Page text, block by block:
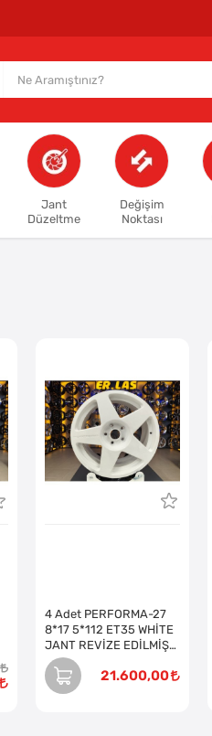
Jant
Düzeltme
Değişim
Noktası
4 Adet PERFORMA-27
8*17 5*112 ET35 WHİTE
JANT REVİZE EDİLMİŞ
(Takım)
21.600,00